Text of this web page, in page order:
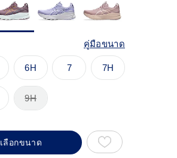
คู่มือขนาด
6H 7 7H
9H
เลือกขนาด